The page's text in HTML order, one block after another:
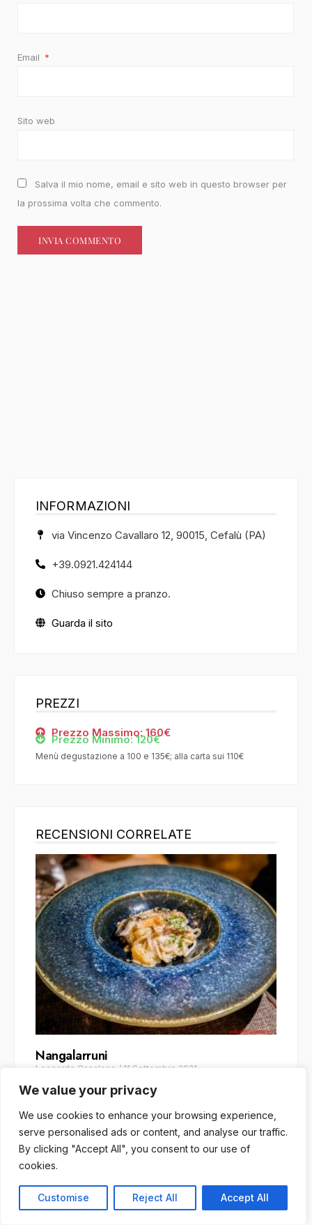
We value your privacy
We use cookies to enhance your browsing experience,
serve personalised ads or content, and analyse our traffic.
By clicking "Accept All", you consent to our use of
cookies.
Customise Reject All Accept All
Email *
Sito web
Salva il mio nome, email e sito web in questo browser per
la prossima volta che commento.
INFORMAZIONI
via Vincenzo Cavallaro 12, 90015, Cefalù (PA)
+39.0921.424144
Chiuso sempre a pranzo.
Guarda il sito
PREZZI
Prezzo Massimo: 160€
Prezzo Minimo: 120€
Menù degustazione a 100 e 135€; alla carta sui 110€
RECENSIONI CORRELATE
Nangalarruni
Leonardo Casaleno / 11 Settembre 2021